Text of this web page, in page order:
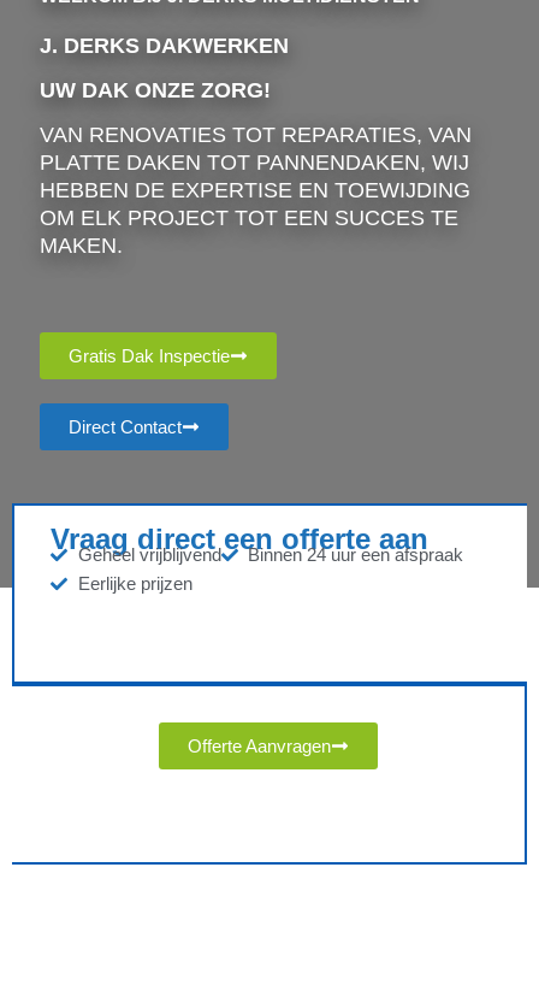
J. DERKS DAKWERKEN
UW DAK ONZE ZORG!
VAN RENOVATIES TOT REPARATIES, VAN
PLATTE DAKEN TOT PANNENDAKEN, WIJ
HEBBEN DE EXPERTISE EN TOEWIJDING
OM ELK PROJECT TOT EEN SUCCES TE
MAKEN.
Gratis Dak Inspectie
Direct Contact
Vraag direct een offerte aan
Geheel vrijblijvend
Binnen 24 uur een afspraak
Eerlijke prijzen
Offerte Aanvragen